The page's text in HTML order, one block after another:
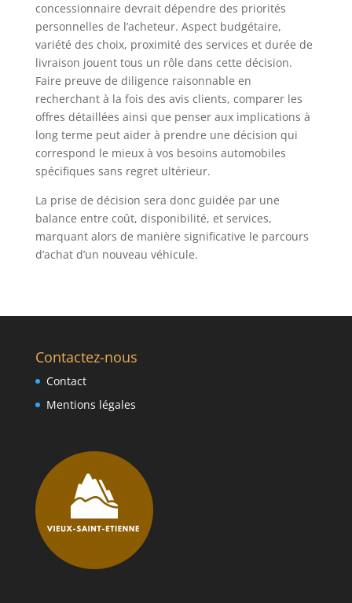
concessionnaire devrait dépendre des priorités
personnelles de l’acheteur. Aspect budgétaire,
variété des choix, proximité des services et durée de
livraison jouent tous un rôle dans cette décision.
Faire preuve de diligence raisonnable en
recherchant à la fois des avis clients, comparer les
offres détaillées ainsi que penser aux implications à
long terme peut aider à prendre une décision qui
correspond le mieux à vos besoins automobiles
spécifiques sans regret ultérieur.
La prise de décision sera donc guidée par une
balance entre coût, disponibilité, et services,
marquant alors de manière significative le parcours
d’achat d’un nouveau véhicule.
Contactez-nous
Contact
Mentions légales